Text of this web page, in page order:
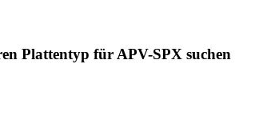
Plattentyp für APV-SPX suchen